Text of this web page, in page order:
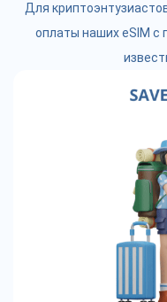
Для
оплаты наших eSIM